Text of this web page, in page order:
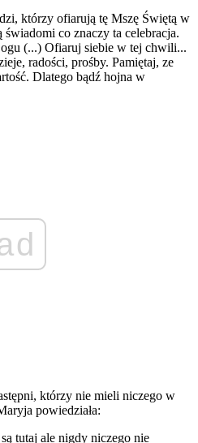
którzy ofiarują tę Mszę Świętą w
co znaczy ta celebracja.
(...) Ofiaruj siebie w tej chwili...
radości, prośby. Pamiętaj, ze
Dlatego bądź hojna w
którzy nie mieli niczego w
powiedziała:
tutaj ale nigdy niczego nie